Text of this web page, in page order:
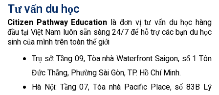
Tư vấn du học
Citizen Pathway Education là đơn vị tư vấn du học hàng
đầu tại Việt Nam luôn sẵn sàng 24/7 để hỗ trợ các bạn du học
sinh của mình trên toàn thế giới
Trụ sở: Tầng 09, Tòa nhà Waterfront Saigon, số 1 Tôn
Đức Thắng, Phường Sài Gòn, TP. Hồ Chí Minh.
Hà Nội: Tầng 07, Tòa nhà Pacific Place, số 83B Lý